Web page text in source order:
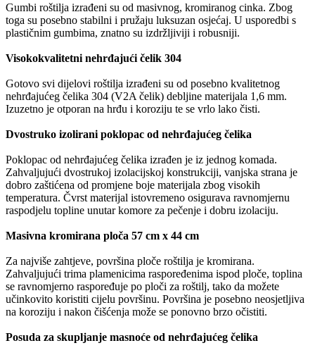
Gumbi roštilja izrađeni su od masivnog, kromiranog cinka. Zbog
toga su posebno stabilni i pružaju luksuzan osjećaj. U usporedbi s
plastičnim gumbima, znatno su izdržljiviji i robusniji.
Visokokvalitetni nehrđajući čelik 304
Gotovo svi dijelovi roštilja izrađeni su od posebno kvalitetnog
nehrđajućeg čelika 304 (V2A čelik) debljine materijala 1,6 mm.
Izuzetno je otporan na hrđu i koroziju te se vrlo lako čisti.
Dvostruko izolirani poklopac od nehrđajućeg čelika
Poklopac od nehrđajućeg čelika izrađen je iz jednog komada.
Zahvaljujući dvostrukoj izolacijskoj konstrukciji, vanjska strana je
dobro zaštićena od promjene boje materijala zbog visokih
temperatura. Čvrst materijal istovremeno osigurava ravnomjernu
raspodjelu topline unutar komore za pečenje i dobru izolaciju.
Masivna kromirana ploča 57 cm x 44 cm
Za najviše zahtjeve, površina ploče roštilja je kromirana.
Zahvaljujući trima plamenicima raspoređenima ispod ploče, toplina
se ravnomjerno raspoređuje po ploči za roštilj, tako da možete
učinkovito koristiti cijelu površinu. Površina je posebno neosjetljiva
na koroziju i nakon čišćenja može se ponovno brzo očistiti.
Posuda za skupljanje masnoće od nehrđajućeg čelika